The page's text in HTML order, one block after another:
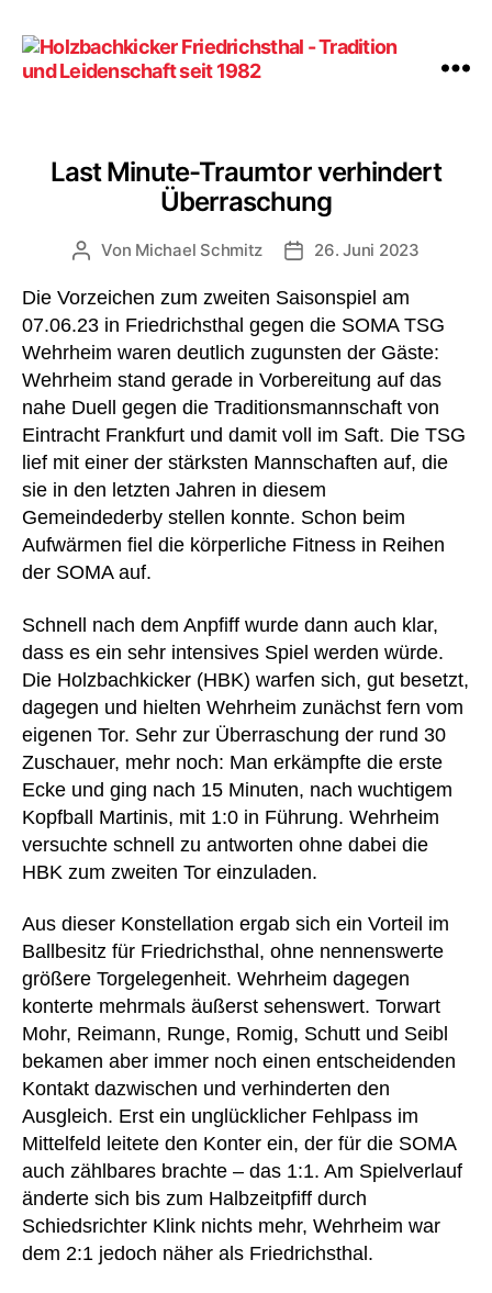
Tradition
Last Minute-Traumtor verhindert
Überraschung
Beitragsautor
Von Michael Schmitz Veröffentlichungsdatum
26. Juni 2023
Die Vorzeichen zum zweiten Saisonspiel am
07.06.23 in Friedrichsthal gegen die SOMA TSG
Wehrheim waren deutlich zugunsten der Gäste:
Wehrheim stand gerade in Vorbereitung auf das
nahe Duell gegen die Traditionsmannschaft von
Eintracht Frankfurt und damit voll im Saft. Die TSG
lief mit einer der stärksten Mannschaften auf, die
sie in den letzten Jahren in diesem
Gemeindederby stellen konnte. Schon beim
Aufwärmen fiel die körperliche Fitness in Reihen
der SOMA auf.
Schnell nach dem Anpfiff wurde dann auch klar,
dass es ein sehr intensives Spiel werden würde.
Die Holzbachkicker (HBK) warfen sich, gut besetzt,
dagegen und hielten Wehrheim zunächst fern vom
eigenen Tor. Sehr zur Überraschung der rund 30
Zuschauer, mehr noch: Man erkämpfte die erste
Ecke und ging nach 15 Minuten, nach wuchtigem
Kopfball Martinis, mit 1:0 in Führung. Wehrheim
versuchte schnell zu antworten ohne dabei die
HBK zum zweiten Tor einzuladen.
Aus dieser Konstellation ergab sich ein Vorteil im
Ballbesitz für Friedrichsthal, ohne nennenswerte
größere Torgelegenheit. Wehrheim dagegen
konterte mehrmals äußerst sehenswert. Torwart
Mohr, Reimann, Runge, Romig, Schutt und Seibl
bekamen aber immer noch einen entscheidenden
Kontakt dazwischen und verhinderten den
Ausgleich. Erst ein unglücklicher Fehlpass im
Mittelfeld leitete den Konter ein, der für die SOMA
auch zählbares brachte – das 1:1. Am Spielverlauf
änderte sich bis zum Halbzeitpfiff durch
Schiedsrichter Klink nichts mehr, Wehrheim war
dem 2:1 jedoch näher als Friedrichsthal.